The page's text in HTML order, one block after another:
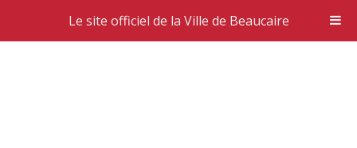
Le site officiel de la Ville de Beaucaire